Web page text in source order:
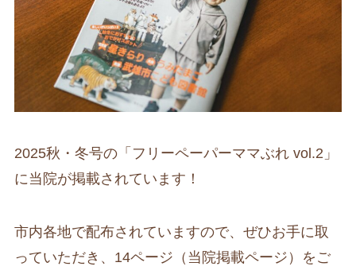
2025秋・冬号の「フリーペーパーママぶれ vol.2」
に当院が掲載されています！
市内各地で配布されていますので、ぜひお手に取
っていただき、14ページ（当院掲載ページ）をご